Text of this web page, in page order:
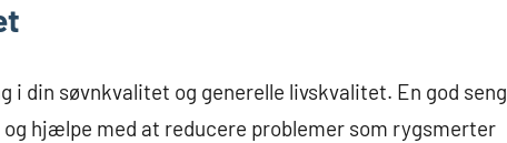
din søvnkvalitet og generelle livskvalitet. En god seng
hjælpe med at reducere problemer som rygsmerter